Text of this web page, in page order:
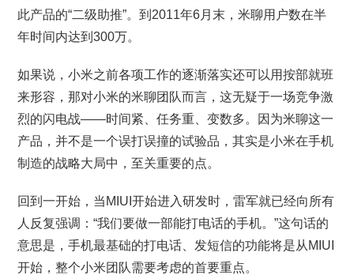
此产品的“二级助推”。到2011年6月末，米聊用户数在半
年时间内达到300万。
如果说，小米之前各项工作的逐渐落实还可以用按部就班
来形容，那对小米的米聊团队而言，这无疑于一场竞争激
烈的闪电战——时间紧、任务重、变数多。因为米聊这一
产品，并不是一个误打误撞的试验品，其实是小米在手机
制造的战略大局中，至关重要的点。
回到一开始，当MIUI开始进入研发时，雷军就已经向所有
人反复强调：“我们要做一部能打电话的手机。”这句话的
意思是，手机最基础的打电话、发短信的功能将是从MIUI
开始，整个小米团队需要考虑的首要重点。